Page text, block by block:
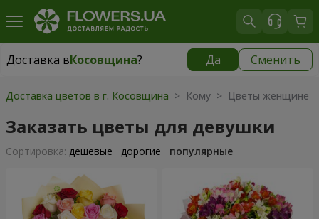
Доставка вКосовщина? Да Сменить
Доставка вКосовщина|
Доставка цветов в г. Косовщина > Кому > Цветы женщине
Заказать цветы для девушки
Cортировка: дешевые дорогие популярные